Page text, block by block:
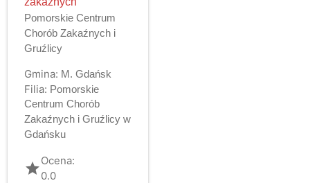
Pomorskie Centrum
Chorób Zakaźnych i
Gruźlicy
Gmina: M. Gdańsk
Filia: Pomorskie
Centrum Chorób
Zakaźnych i Gruźlicy w
Gdańsku
gradeOcena:
0.0